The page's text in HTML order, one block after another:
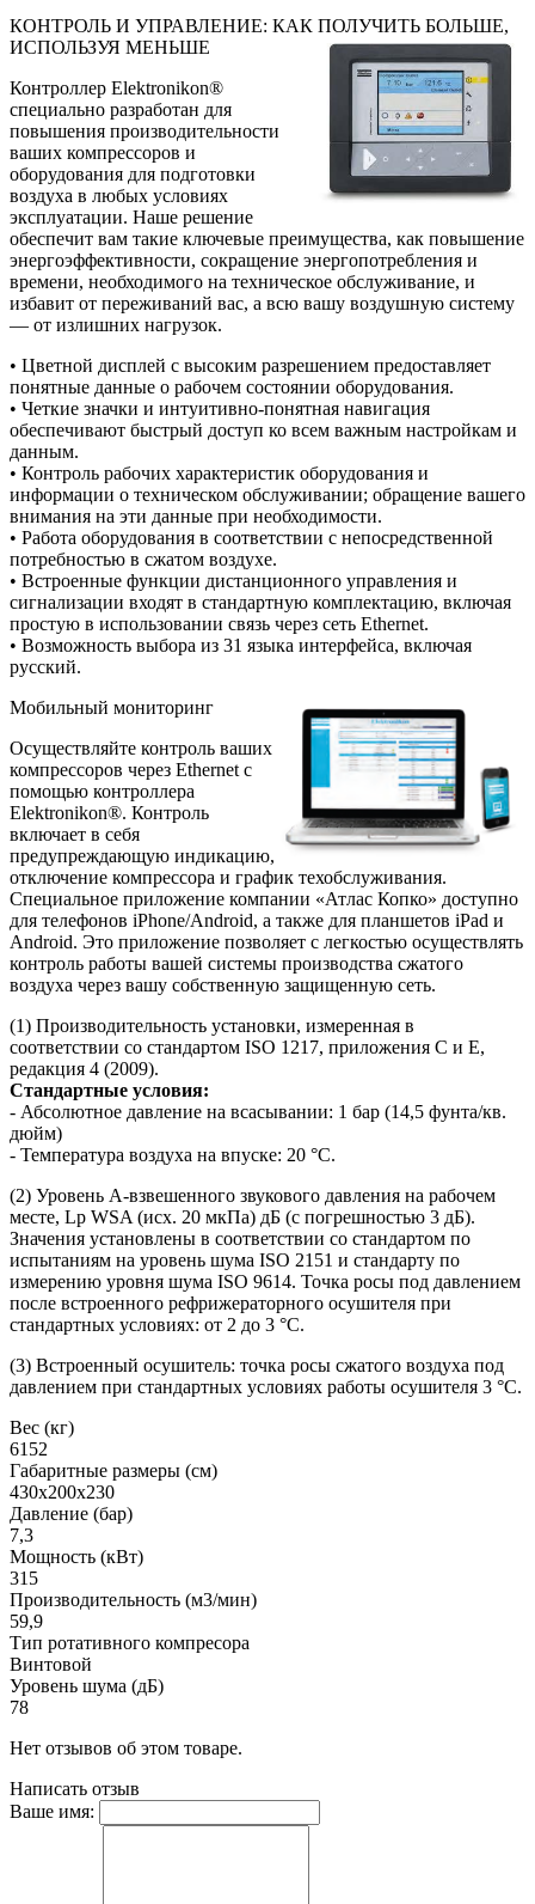
КОНТРОЛЬ И УПРАВЛЕНИЕ: КАК ПОЛУЧИТЬ БОЛЬШЕ,
ИСПОЛЬЗУЯ МЕНЬШЕ
Контроллер Elektronikon®
специально разработан для
повышения производительности
ваших компрессоров и
оборудования для подготовки
воздуха в любых условиях
эксплуатации. Наше решение
обеспечит вам такие ключевые преимущества, как повышение
энергоэффективности, сокращение энергопотребления и
времени, необходимого на техническое обслуживание, и
избавит от переживаний вас, а всю вашу воздушную систему
— от излишних нагрузок.
• Цветной дисплей с высоким разрешением предоставляет
понятные данные о рабочем состоянии оборудования.
• Четкие значки и интуитивно-понятная навигация
обеспечивают быстрый доступ ко всем важным настройкам и
данным.
• Контроль рабочих характеристик оборудования и
информации о техническом обслуживании; обращение вашего
внимания на эти данные при необходимости.
• Работа оборудования в соответствии с непосредственной
потребностью в сжатом воздухе.
• Встроенные функции дистанционного управления и
сигнализации входят в стандартную комплектацию, включая
простую в использовании связь через сеть Ethernet.
• Возможность выбора из 31 языка интерфейса, включая
русский.
Мобильный мониторинг
Осуществляйте контроль ваших
компрессоров через Ethernet с
помощью контроллера
Elektronikon®. Контроль
включает в себя
предупреждающую индикацию,
отключение компрессора и график техобслуживания.
Специальное приложение компании «Атлас Копко» доступно
для телефонов iPhone/Android, а также для планшетов iPad и
Android. Это приложение позволяет с легкостью осуществлять
контроль работы вашей системы производства сжатого
воздуха через вашу собственную защищенную сеть.
(1) Производительность установки, измеренная в
соответствии со стандартом ISO 1217, приложения C и E,
редакция 4 (2009).
Стандартные условия:
- Абсолютное давление на всасывании: 1 бар (14,5 фунта/кв.
дюйм)
- Температура воздуха на впуске: 20 °C.
(2) Уровень А-взвешенного звукового давления на рабочем
месте, Lp WSA (исх. 20 мкПа) дБ (с погрешностью 3 дБ).
Значения установлены в соответствии со стандартом по
испытаниям на уровень шума ISO 2151 и стандарту по
измерению уровня шума ISO 9614. Точка росы под давлением
после встроенного рефрижераторного осушителя при
стандартных условиях: от 2 до 3 °C.
(3) Встроенный осушитель: точка росы сжатого воздуха под
давлением при стандартных условиях работы осушителя 3 °C.
Вес (кг)
6152
Габаритные размеры (см)
430х200х230
Давление (бар)
7,3
Мощность (кВт)
315
Производительность (м3/мин)
59,9
Тип ротативного компресора
Винтовой
Уровень шума (дБ)
78
Нет отзывов об этом товаре.
Написать отзыв
Ваше имя: